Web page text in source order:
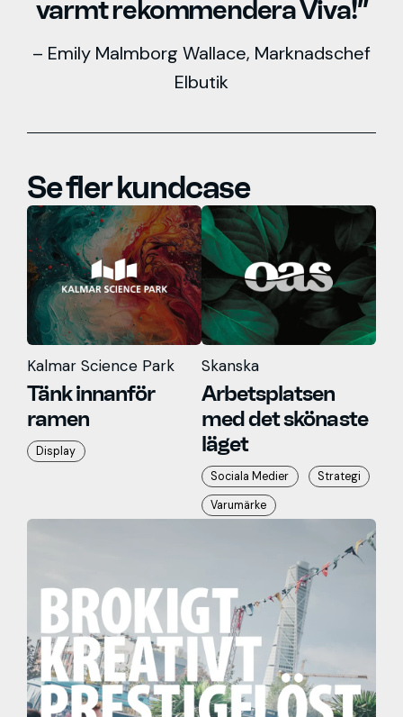
varmt rekommendera Viva!”
– Emily Malmborg Wallace, Marknadschef
Elbutik
Se fler kundcase
Kalmar Science Park
Tänk innanför
ramen
Display
Skanska
Arbetsplatsen
med det skönaste
läget
Sociala Medier
Strategi
Varumärke